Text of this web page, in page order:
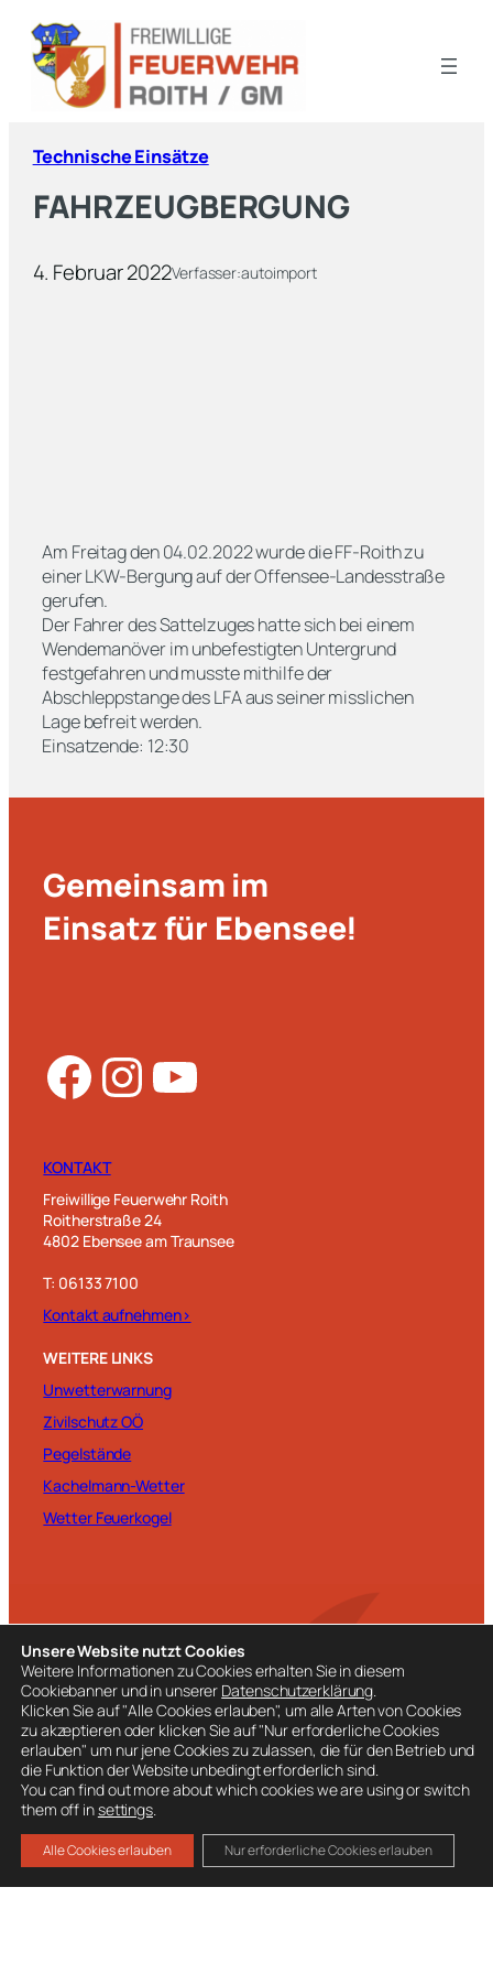
Technische Einsätze
FAHRZEUGBERGUNG
4. Februar 2022Verfasser:autoimport
Am Freitag den 04.02.2022 wurde die FF-Roith zu
einer LKW-Bergung auf der Offensee-Landesstraße
gerufen.
Der Fahrer des Sattelzuges hatte sich bei einem
Wendemanöver im unbefestigten Untergrund
festgefahren und musste mithilfe der
Abschleppstange des LFA aus seiner misslichen
Lage befreit werden.
Einsatzende: 12:30
Gemeinsam im
Einsatz für Ebensee!
Facebook InstagramYouTube
KONTAKT
Freiwillige Feuerwehr Roith
Roitherstraße 24
4802 Ebensee am Traunsee
T: 06133 7100
Kontakt aufnehmen>
WEITERE LINKS
Unwetterwarnung
Zivilschutz OÖ
Pegelstände
Kachelmann-Wetter
Wetter Feuerkogel
BESUCHE AUCH
Ausrüstung
Mitglied werden
Spenden
Datenschutz
Unsere Website nutzt Cookies
Weitere Informationen zu Cookies erhalten Sie in diesem
Cookiebanner und in unserer Datenschutzerklärung.
Klicken Sie auf "Alle Cookies erlauben", um alle Arten von Cookies
zu akzeptieren oder klicken Sie auf "Nur erforderliche Cookies
erlauben" um nur jene Cookies zu zulassen, die für den Betrieb und
die Funktion der Website unbedingt erforderlich sind.
You can find out more about which cookies we are using or switch
them off insettings.
Alle Cookies erlauben Nur erforderliche Cookies erlauben